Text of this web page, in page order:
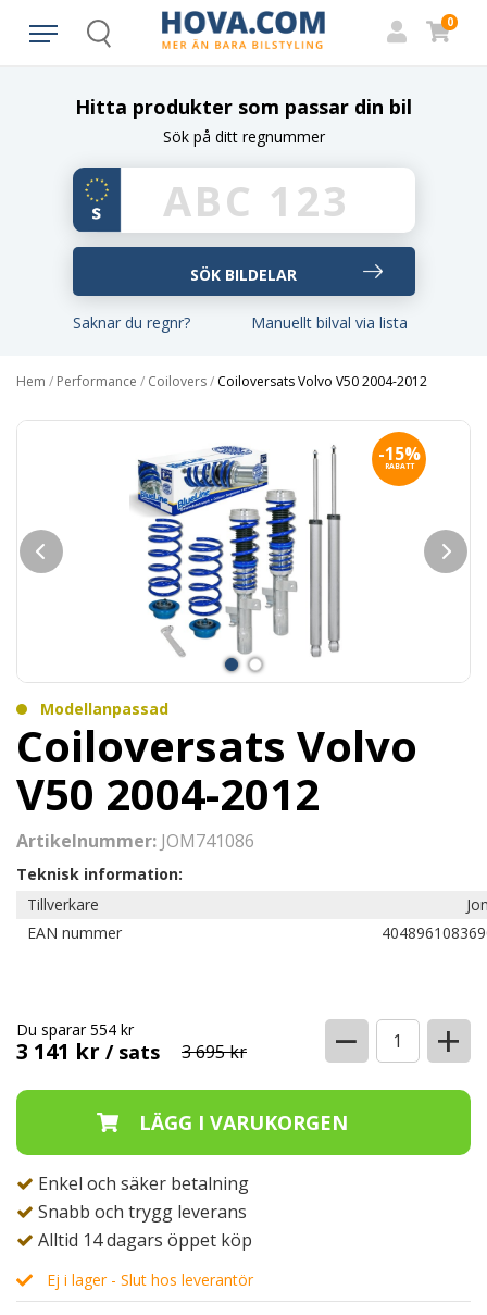
Search
0
Hitta produkter som passar din bil
Sök på ditt regnummer
Saknar du regnr? Manuellt bilval via lista
Hem / Performance / Coilovers/ Coiloversats Volvo V50 2004-2012
-15%
RABATT
Modellanpassad
Coiloversats Volvo
V50 2004-2012
Artikelnummer: JOM741086
Teknisk information:
Tillverkare
EAN nummer
3 141 kr / sats 3 695 kr
Du sparar 554 kr − +
Enkel och säker betalning
Snabb och trygg leverans
Alltid 14 dagars öppet köp
Ej i lager - Slut hos leverantör